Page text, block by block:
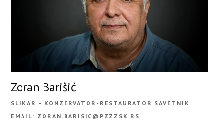
Zoran Barišić
SLIKAR – KONZERVATOR-RESTAURATOR SAVETNIK
EMAIL: ZORAN.BARISIC@PZZZSK.RS